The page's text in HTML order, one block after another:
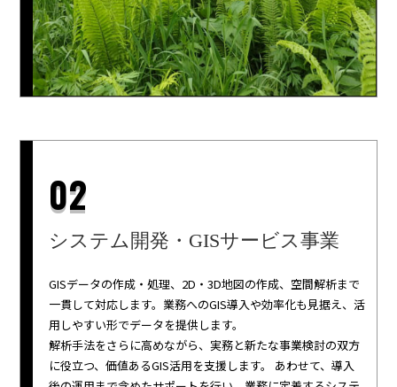
02
システム開発・ GISサービス事業
GISデータの作成・処理、2D・3D地図の作成、空間解析まで
一貫して対応します。業務へのGIS導入や効率化も見据え、活
用しやすい形でデータを提供します。
解析手法をさらに高めながら、実務と新たな事業検討の双方
に役立つ、価値あるGIS活用を支援します。 あわせて、導入